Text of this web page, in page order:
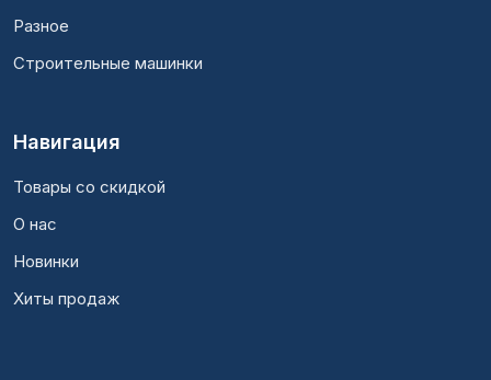
Разное
Строительные машинки
Навигация
Товары со скидкой
О нас
Новинки
Хиты продаж